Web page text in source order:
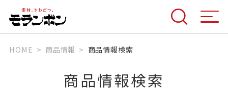
HOME 商品情報 商品情報検索
商品情報検索